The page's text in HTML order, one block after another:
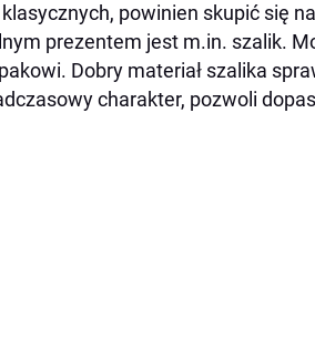
powinien skupić się
prezentem jest m.in. szalik.
Dobry materiał szalika
charakter, pozwoli